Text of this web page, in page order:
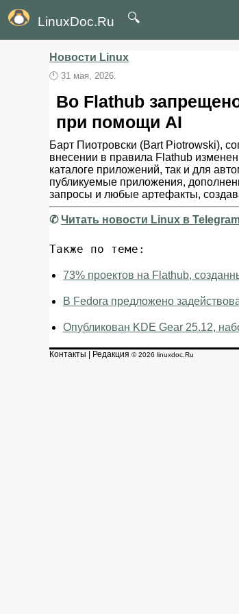
LinuxDoc.Ru 🔍
Новости Linux
🕛 31 мая, 2026.
Во Flathub
при помощи AI
Барт Пиотровски (Bart Piotrowski),
внесении в правила Flathub
каталоге приложений, так и для
публикуемые приложения,
запросы и любые артефакты,
✆Читать новости Linux в
Также по теме:
73% проектов на Flathub,
В Fedora предложено
Опубликован KDE Gear 25.12,
Контакты Редакция © 2026 linuxdoc.Ru